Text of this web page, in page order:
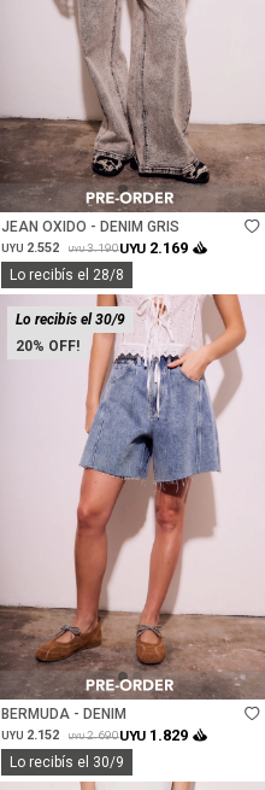
Talle
JEAN OXIDO - DENIM GRIS
UYU 2.552 UYU 3.190UYU 2.169
Lo recibís el 28/8
20
Lo recibís el 30/9
Talle
BERMUDA - DENIM
UYU 2.152 UYU 2.690UYU 1.829
Lo recibís el 30/9